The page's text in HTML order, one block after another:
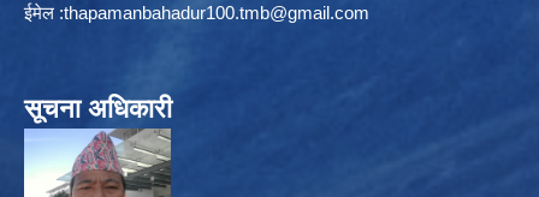
ईमेल :thapamanbahadur100.tmb@gmail.com
सूचना अधिकारी